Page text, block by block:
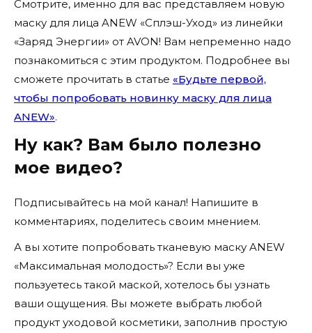
Смотрите, именно для вас представляем новую
маску для лица ANEW «Сплэш-Уход» из линейки
«Заряд Энергии» от AVON! Вам непременно надо
познакомиться с этим продуктом. Подробнее вы
сможете прочитать в статье «Будьте первой,
чтобы попробовать новинку маску для лица
ANEW».
Ну как? Вам было полезно
мое видео?
Подписывайтесь на мой канал! Напишите в
комментариях, поделитесь своим мнением.
А вы хотите попробовать тканевую маску ANEW
«Максимальная молодость»? Если вы уже
пользуетесь такой маской, хотелось бы узнать
ваши ощущения. Вы можете выбрать любой
продукт уходовой косметики, заполнив простую